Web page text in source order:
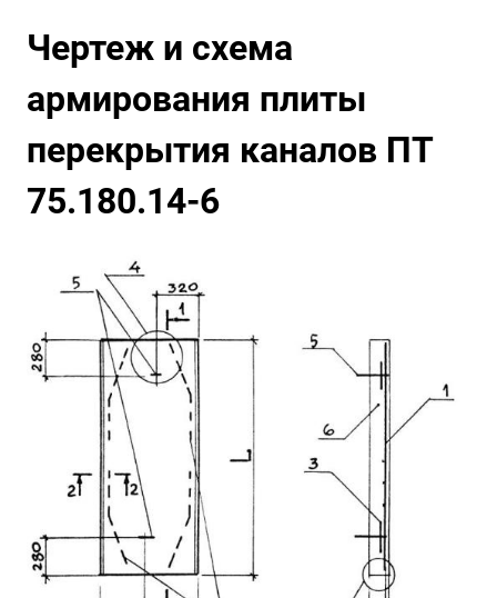
Чертеж и схема
армирования плиты
перекрытия каналов ПТ
75.180.14-6